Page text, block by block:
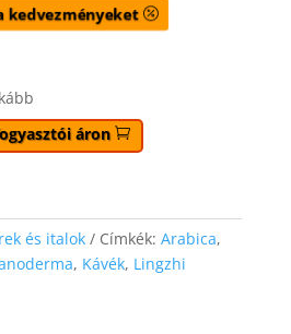
kedvezményeket
áron
és italok Címkék: Arabica,
, Kávék, Lingzhi